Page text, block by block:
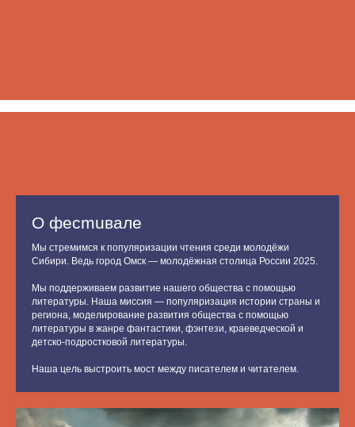
О фесmuвале
Мы стремимся к популяризации чтения среди молодёжи
Сибири. Ведь город Омск — молодёжная столица России 2025.
Мы поддерживаем развитие нашего общества с помощью
литературы. Наша миссия — популяризация истории страны и
региона, моделирование развития общества с помощью
литературы в жанре фантастики, фэнтези, краеведческой и
детско-подростковой литературы.
Наша цель выстроить мост между писателем и читателем.